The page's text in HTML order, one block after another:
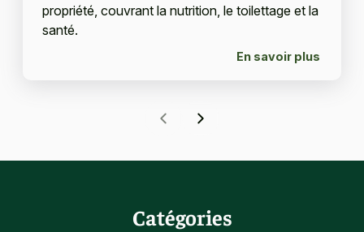
propriété, couvrant la nutrition, le toilettage et la
santé.
En savoir plus
Catégories